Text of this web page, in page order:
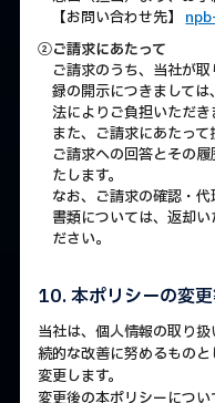
【お問い合わせ先】
②ご請求にあたって
ご請求のうち、当社が
録の開示につきまして
法によりご負担いただき
また、ご請求にあたって
ご請求への回答とその
たします。
なお、ご請求の確認・
書類については、返却
ださい。
10. 本ポリシーの変
当社は、個人情報の取り
続的な改善に努めるもの
変更します。